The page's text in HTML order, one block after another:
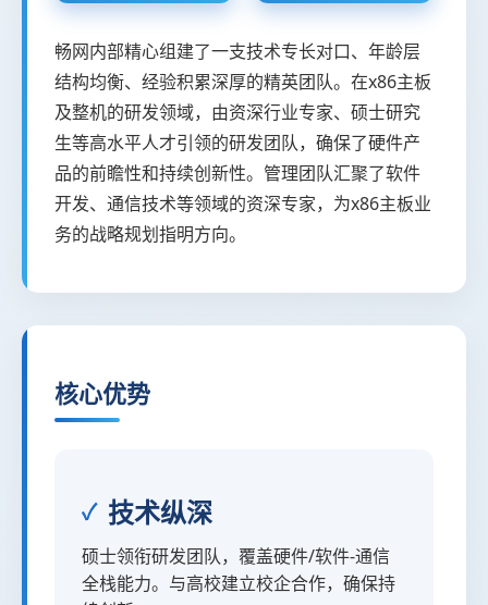
畅网内部精心组建了一支技术专长对口、年龄层
结构均衡、经验积累深厚的精英团队。在x86主板
及整机的研发领域，由资深行业专家、硕士研究
生等高水平人才引领的研发团队，确保了硬件产
品的前瞻性和持续创新性。管理团队汇聚了软件
开发、通信技术等领域的资深专家，为x86主板业
务的战略规划指明方向。
核心优势
技术纵深
硕士领衔研发团队，覆盖硬件/软件-通信
全栈能力。与高校建立校企合作，确保持